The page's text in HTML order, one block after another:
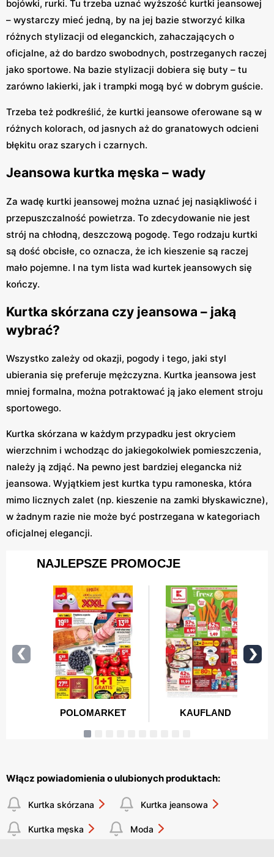
bojówki, rurki. Tu trzeba uznać wyższość kurtki jeansowej
– wystarczy mieć jedną, by na jej bazie stworzyć kilka
różnych stylizacji od eleganckich, zahaczających o
oficjalne, aż do bardzo swobodnych, postrzeganych raczej
jako sportowe. Na bazie stylizacji dobiera się buty – tu
zarówno lakierki, jak i trampki mogą być w dobrym guście.
Trzeba też podkreślić, że kurtki jeansowe oferowane są w
różnych kolorach, od jasnych aż do granatowych odcieni
błękitu oraz szarych i czarnych.
Jeansowa kurtka męska – wady
Za wadę kurtki jeansowej można uznać jej nasiąkliwość i
przepuszczalność powietrza. To zdecydowanie nie jest
strój na chłodną, deszczową pogodę. Tego rodzaju kurtki
są dość obcisłe, co oznacza, że ich kieszenie są raczej
mało pojemne. I na tym lista wad kurtek jeansowych się
kończy.
Kurtka skórzana czy jeansowa – jaką
wybrać?
Wszystko zależy od okazji, pogody i tego, jaki styl
ubierania się preferuje mężczyzna. Kurtka jeansowa jest
mniej formalna, można potraktować ją jako element stroju
sportowego.
Kurtka skórzana w każdym przypadku jest okryciem
wierzchnim i wchodząc do jakiegokolwiek pomieszczenia,
należy ją zdjąć. Na pewno jest bardziej elegancka niż
jeansowa. Wyjątkiem jest kurtka typu ramoneska, która
mimo licznych zalet (np. kieszenie na zamki błyskawiczne),
w żadnym razie nie może być postrzegana w kategoriach
oficjalnej elegancji.
Włącz powiadomienia o ulubionych produktach:
Kurtka skórzana Kurtka jeansowa
Kurtka męska Moda